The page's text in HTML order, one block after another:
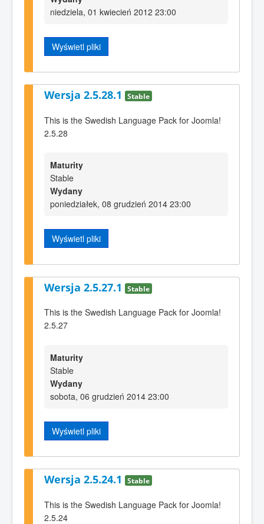
niedziela, 01 kwiecień 2012 23:00
Wyświetl pliki
Wersja 2.5.28.1 Stable
This is the Swedish Language Pack for Joomla!
2.5.28
Maturity
Stable
Wydany
poniedziałek, 08 grudzień 2014 23:00
Wyświetl pliki
Wersja 2.5.27.1 Stable
This is the Swedish Language Pack for Joomla!
2.5.27
Maturity
Stable
Wydany
sobota, 06 grudzień 2014 23:00
Wyświetl pliki
Wersja 2.5.24.1 Stable
This is the Swedish Language Pack for Joomla!
2.5.24